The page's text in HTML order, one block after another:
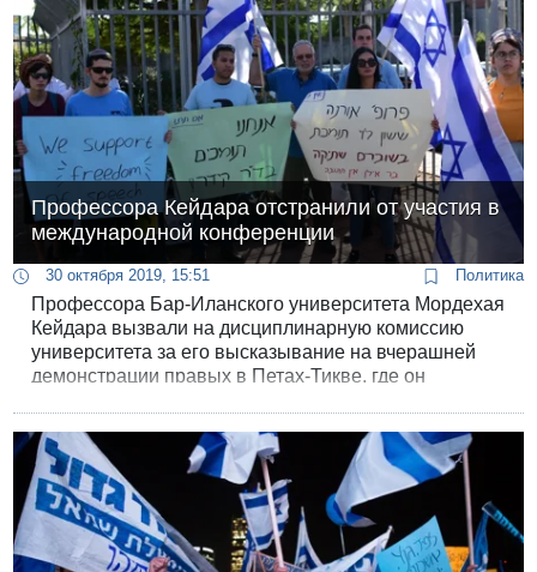
Профессора Кейдара отстранили от участия в
международной конференции
30 октября 2019, 15:51 Политика
Профессора Бар-Иланского университета Мордехая
Кейдара вызвали на дисциплинарную комиссию
университета за его высказывание на вчерашней
демонстрации правых в Петах-Тикве, где он